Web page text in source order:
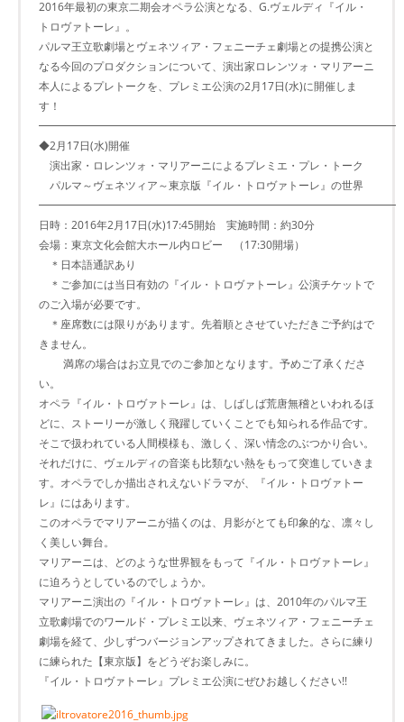
2016年最初の東京二期会オペラ公演となる、G.ヴェルディ『イル・
トロヴァトーレ』。
パルマ王立歌劇場とヴェネツィア・フェニーチェ劇場との提携公演と
なる今回のプロダクションについて、演出家ロレンツォ・マリアーニ
本人によるプレトークを、プレミエ公演の2月17日(水)に開催しま
す！
━━━━━━━━━━━━━━━━━━━━━━━━━━━━━━━━━
◆2月17日(水)開催
演出家・ロレンツォ・マリアーニによるプレミエ・プレ・トーク
パルマ～ヴェネツィア～東京版『イル・トロヴァトーレ』の世界
━━━━━━━━━━━━━━━━━━━━━━━━━━━━━━━━━
日時：2016年2月17日(水)17:45開始 実施時間：約30分
会場：東京文化会館大ホール内ロビー （17:30開場）
＊日本語通訳あり
＊ご参加には当日有効の『イル・トロヴァトーレ』公演チケットで
のご入場が必要です。
＊座席数には限りがあります。先着順とさせていただきご予約はで
きません。
満席の場合はお立見でのご参加となります。予めご了承くださ
い。
オペラ『イル・トロヴァトーレ』は、しばしば荒唐無稽といわれるほ
どに、ストーリーが激しく飛躍していくことでも知られる作品です。
そこで扱われている人間模様も、激しく、深い情念のぶつかり合い。
それだけに、ヴェルディの音楽も比類ない熱をもって突進していきま
す。オペラでしか描出されえないドラマが、『イル・トロヴァトー
レ』にはあります。
このオペラでマリアーニが描くのは、月影がとても印象的な、凛々し
く美しい舞台。
マリアーニは、どのような世界観をもって『イル・トロヴァトーレ』
に迫ろうとしているのでしょうか。
マリアーニ演出の『イル・トロヴァトーレ』は、2010年のパルマ王
立歌劇場でのワールド・プレミエ以来、ヴェネツィア・フェニーチェ
劇場を経て、少しずつバージョンアップされてきました。さらに練り
に練られた【東京版】をどうぞお楽しみに。
『イル・トロヴァトーレ』プレミエ公演にぜひお越しください!!